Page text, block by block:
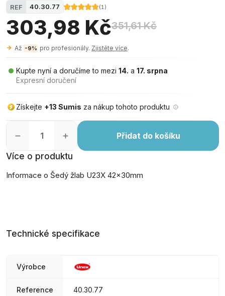
REF 40.30.77 (1 )
303,98 Kč351,61 Kč
Až -9% pro profesionály. Zjistěte více.
Kupte nyní a doručíme to mezi 14. a 17. srpna
Expresní doručení
Získejte +13 Sumis za nákup tohoto produktu
Přidat do košíku
Více o produktu
Informace o Šedý žlab U23X 42x30mm
Technické specifikace
Výrobce
Reference 40.30.77